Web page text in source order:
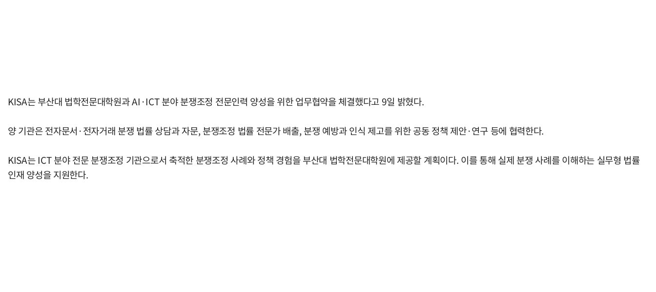
KISA는 부산대 법학전문대학원과 AI·ICT 분야 분쟁조정 전문인력 양성을 위한 업무협약을 체결했다고 9일 밝혔다.
양 기관은 전자문서·전자거래 분쟁 법률 상담과 자문, 분쟁조정 법률 전문가 배출, 분쟁 예방과 인식 제고를 위한 공동 정책 제안·연구 등에 협력한다.
KISA는 ICT 분야 전문 분쟁조정 기관으로서 축적한 분쟁조정 사례와 정책 경험을 부산대 법학전문대학원에 제공할 계획이다. 이를 통해 실제 분쟁 사례를 이해하는 실무형 법률
인재 양성을 지원한다.